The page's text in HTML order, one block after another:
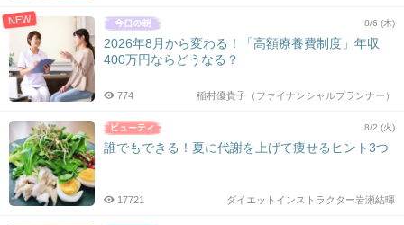
NEW 8/6 (木)
2026年8月から変わる！「高額療養費制度」年収
400万円ならどうなる？
稲村優貴子（ファイナンシャルプランナー）
774
8/2 (火)
誰でもできる！夏に代謝を上げて痩せるヒント3つ
ダイエットインストラクター岩瀬結暉
17721